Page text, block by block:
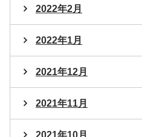
2022年2月
2022年1月
2021年12月
2021年11月